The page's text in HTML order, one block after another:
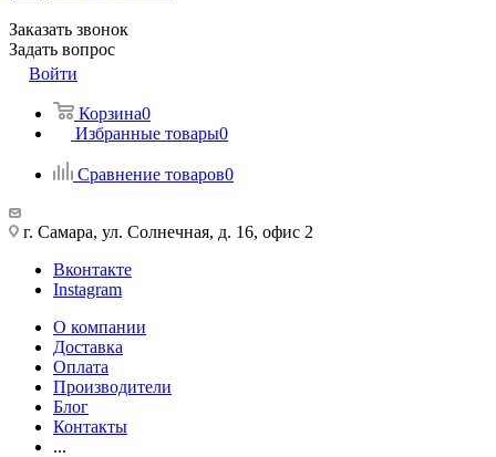
Заказать звонок
Задать вопрос
Войти
Корзина0
Избранные товары0
Сравнение товаров0
г. Самара, ул. Солнечная, д. 16, офис 2
Вконтакте
Instagram
О компании
Доставка
Оплата
Производители
Блог
Контакты
...